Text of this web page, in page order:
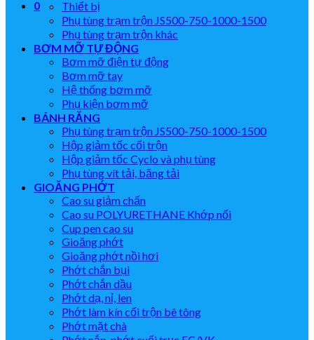
0
Thiết bị
Phụ tùng trạm trộn JS500-750-1000-1500
Phụ tùng trạm trộn khác
BƠM MỠ TỰ ĐỘNG
Bơm mỡ điện tự động
Bơm mỡ tay
Hệ thống bơm mỡ
Phụ kiện bơm mỡ
BÁNH RĂNG
Phụ tùng trạm trộn JS500-750-1000-1500
Hộp giảm tốc cối trộn
Hộp giảm tốc Cyclo và phụ tùng
Phụ tùng vít tải, băng tải
GIOĂNG PHỚT
Cao su giảm chấn
Cao su POLYURETHANE Khớp nối
Cup pen cao su
Gioăng phớt
Gioăng phớt nồi hơi
Phớt chắn bụi
Phớt chắn dầu
Phớt dạ, nỉ, len
Phớt làm kín cối trộn bê tông
Phớt mặt chà